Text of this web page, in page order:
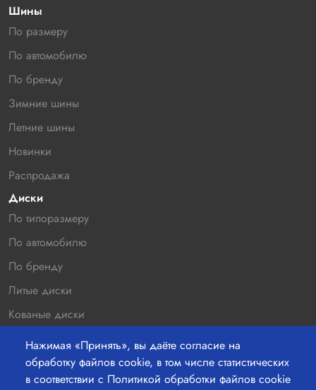
Нажимая «Принять», вы даёте согласие на
обработку файлов cookie, в том числе статистических
в соответствии с Политикой обработки файлов cookie
Шины
По размеру
По автомобилю
По бренду
Зимние шины
Летние шины
Новинки
Распродажа
Диски
По типоразмеру
По автомобилю
По бренду
Литые диски
Кованые диски
Новинки
Распродажа
Контакты